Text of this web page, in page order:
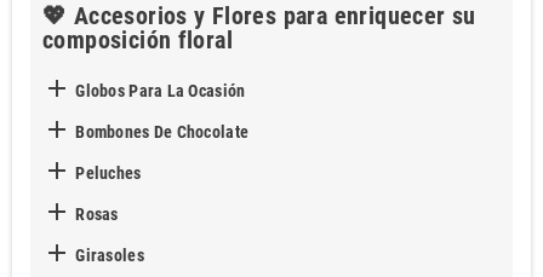
💖 Accesorios y Flores para enriquecer su
composición floral
 Globos Para La Ocasión
 Bombones De Chocolate
 Peluches
 Rosas
 Girasoles